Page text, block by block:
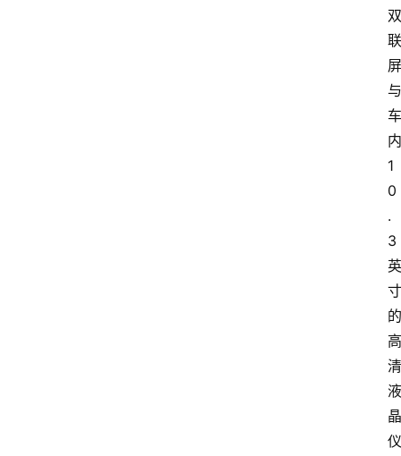
双
联
屏
与
车
内
1
0
.
3
英
寸
的
高
清
液
晶
仪